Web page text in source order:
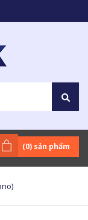
(0) sản phẩm